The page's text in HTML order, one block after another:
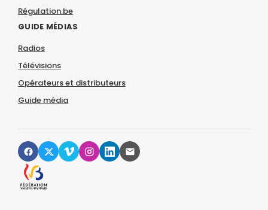
Régulation.be
GUIDE MÉDIAS
Radios
Télévisions
Opérateurs et distributeurs
Guide média